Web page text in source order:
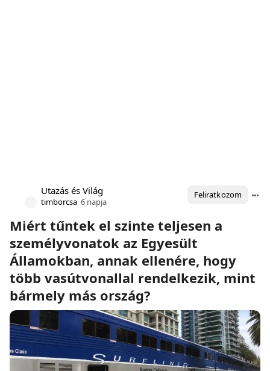
Utazás és Világ
timborcsa 6 napja
Feliratkozom
Miért tűntek el szinte teljesen a
személyvonatok az Egyesült
Államokban, annak ellenére, hogy
több vasútvonallal rendelkezik, mint
bármely más ország?